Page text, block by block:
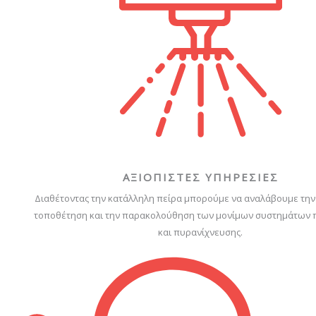
ΑΞΙΟΠΙΣΤΕΣ ΥΠΗΡΕΣΙΕΣ
Διαθέτοντας την κατάλληλη πείρα μπορούμε να αναλάβουμε
τοποθέτηση και την παρακολούθηση των μονίμων συστημάτων
και πυρανίχνευσης.